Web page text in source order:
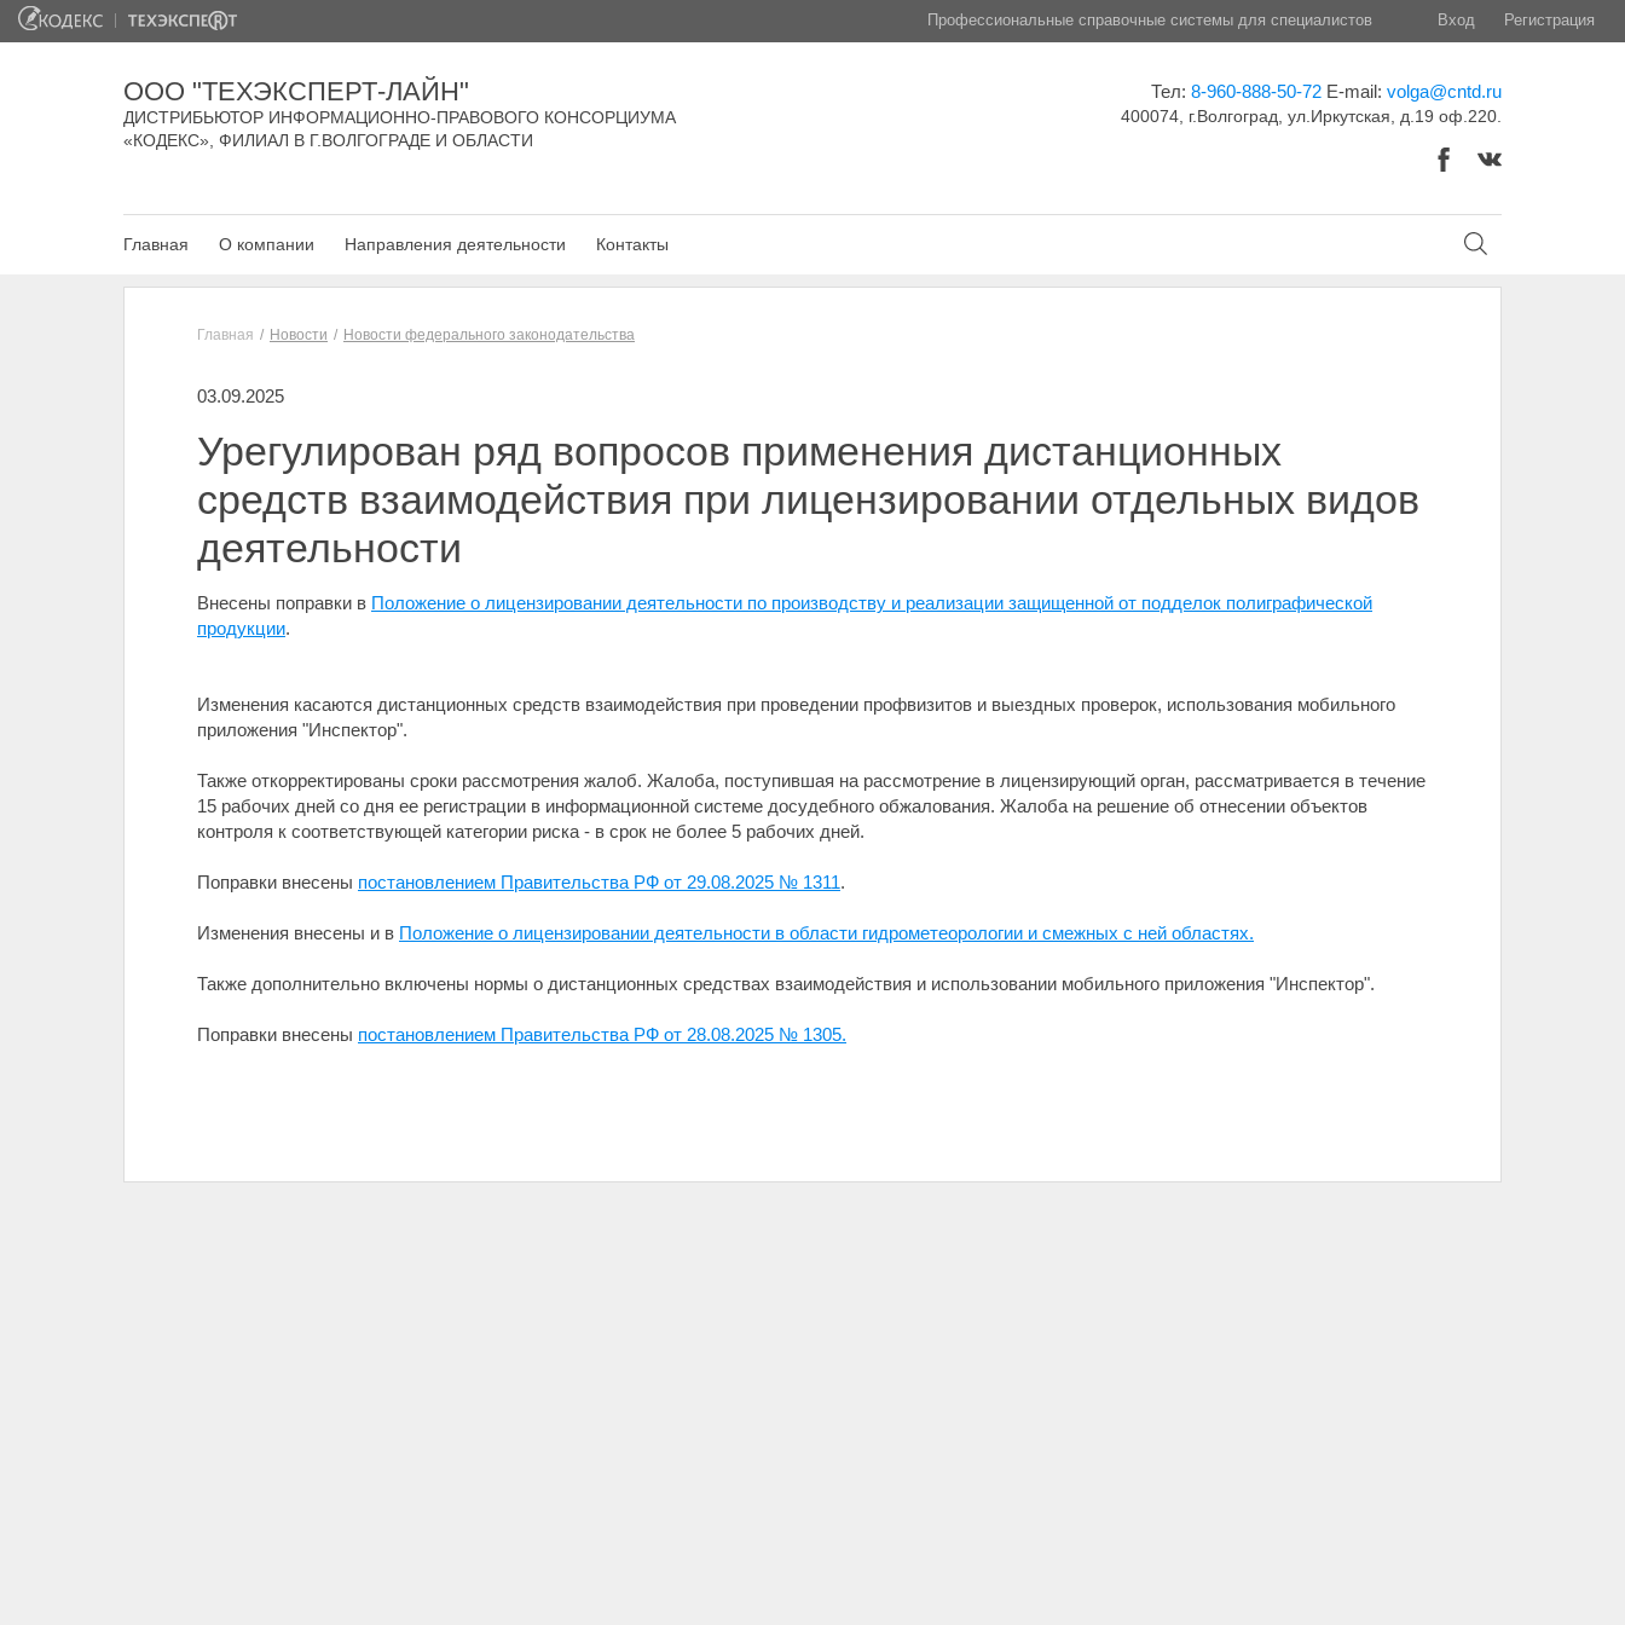
Профессиональные справочные системы для специалистов Вход Регистрация
ООО "ТЕХЭКСПЕРТ-ЛАЙН"
ДИСТРИБЬЮТОР ИНФОРМАЦИОННО-ПРАВОВОГО КОНСОРЦИУМА
«КОДЕКС», ФИЛИАЛ В Г.ВОЛГОГРАДЕ И ОБЛАСТИ
Тел: 8-960-888-50-72 E-mail: volga@cntd.ru
400074, г.Волгоград, ул.Иркутская, д.19 оф.220.
Главная О компании Направления деятельности Контакты
Главная Новости Новости федерального законодательства
03.09.2025
Урегулирован ряд вопросов применения дистанционных
средств взаимодействия при лицензировании отдельных видов
деятельности
Внесены поправки в Положение о лицензировании деятельности по производству и реализации защищенной от подделок полиграфической
продукции.
Изменения касаются дистанционных средств взаимодействия при проведении профвизитов и выездных проверок, использования мобильного
приложения "Инспектор".
Также откорректированы сроки рассмотрения жалоб. Жалоба, поступившая на рассмотрение в лицензирующий орган, рассматривается в течение
15 рабочих дней со дня ее регистрации в информационной системе досудебного обжалования. Жалоба на решение об отнесении объектов
контроля к соответствующей категории риска - в срок не более 5 рабочих дней.
Поправки внесены постановлением Правительства РФ от 29.08.2025 № 1311.
Изменения внесены и в Положение о лицензировании деятельности в области гидрометеорологии и смежных с ней областях.
Также дополнительно включены нормы о дистанционных средствах взаимодействия и использовании мобильного приложения "Инспектор".
Поправки внесены постановлением Правительства РФ от 28.08.2025 № 1305.